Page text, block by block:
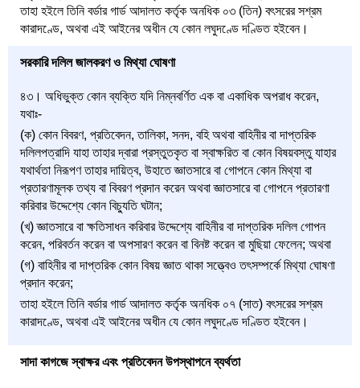
তাহা হইলে তিনি বর্ডার গার্ড আদালত কর্তৃক অনধিক ০৩ (তিন) বৎসরের সশ্রম
কারাদণ্ডে, অথবা এই আইনের অধীন যে কোন লঘুদণ্ডে দণ্ডিত হইবেন।
সরকারি দলিল জালকরণ ও মিথ্যা ঘোষণা
৪৩। অধিভুক্ত কোন ব্যক্তি যদি নিম্নবর্ণিত এক বা একাধিক অপরাধ করেন,
যথাঃ-
(ক) কোন বিবরণ, প্রতিবেদন, তালিকা, সনদ, বহি অথবা বাহিনীর বা দাপ্তরিক
দলিলপত্রাদি যাহা তাহার দ্বারা প্রস্তুতকৃত বা স্বাক্ষরিত বা কোন বিষয়বস্তু যাহার
যথার্থতা নিরূপণ তাহার দায়িত্ব, উহাতে জ্ঞাতসারে বা গোপনে কোন মিথ্যা বা
প্রতারণামূলক তথ্য বা বিবরণ প্রদান করেন অথবা জ্ঞাতসারে বা গোপনে প্রতারণা
করিবার উদ্দেশ্যে কোন বিচ্যুতি ঘটান;
(খ) জ্ঞাতসারে বা ক্ষতিসাধন করিবার উদ্দেশ্যে বাহিনীর বা দাপ্তরিক দলিল গোপন
করেন, পরিবর্তন করেন বা অপসারণ করেন বা বিনষ্ট করেন বা মুছিয়া ফেলেন; অথবা
(গ) বাহিনীর বা দাপ্তরিক কোন বিষয় জ্ঞাত থাকা সত্ত্বেও তৎসম্পর্কে মিথ্যা ঘোষণা
প্রদান করেন;
তাহা হইলে তিনি বর্ডার গার্ড আদালত কর্তৃক অনধিক ০৭ (সাত) বৎসরের সশ্রম
কারাদণ্ডে, অথবা এই আইনের অধীন যে কোন লঘুদণ্ডে দণ্ডিত হইবেন।
সাদা কাগজে স্বাক্ষর এবং প্রতিবেদন উপস্থাপনে ব্যর্থতা